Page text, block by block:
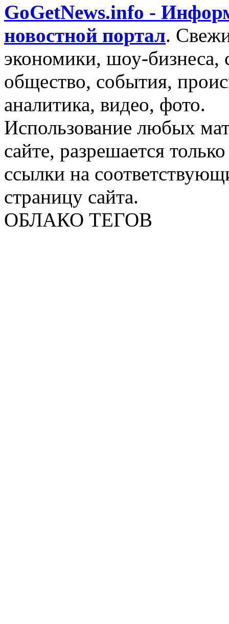
GoGetNews.info -
новостной портал.
экономики, шоу-бизнеса,
общество, события,
аналитика, видео, фото.
Использование любых
сайте, разрешается
ссылки на
страницу сайта.
ОБЛАКО ТЕГОВ